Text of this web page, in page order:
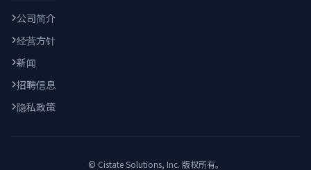
公司简介
经营方针
新闻
招聘信息
隐私政策
© Cistate Solutions, Inc. 版权所有。